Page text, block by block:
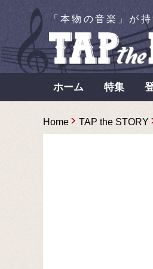
「本物の音楽」が
ホーム 特集
Home TAP the STORY